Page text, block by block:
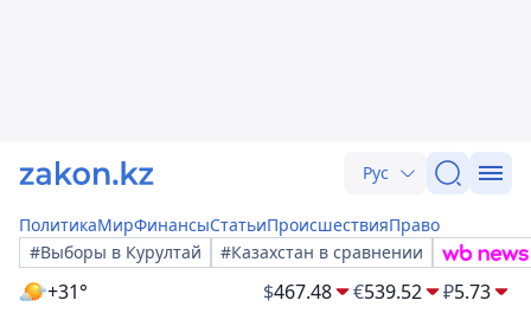
Рус
ПолитикаМирФинансыСтатьиПроисшествияПраво
#Выборы в Курултай
#Казахстан в сравнении
+31° $467.48 €539.52 ₽5.73